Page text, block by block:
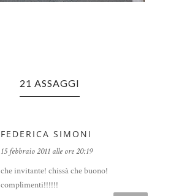
21 ASSAGGI
FEDERICA SIMONI
15 febbraio 2011 alle ore 20:19
che invitante! chissà che buono!
complimenti!!!!!!